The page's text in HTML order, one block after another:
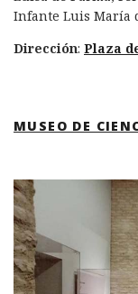
Infante Luis María
Dirección: Plaza
MUSEO DE